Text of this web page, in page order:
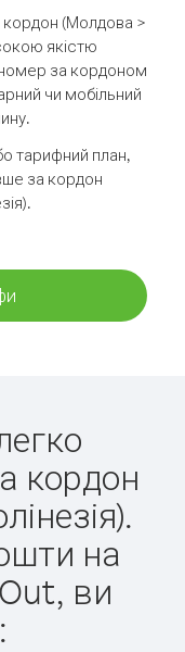
кордон (Молдова >
якістю
за кордоном
чи мобільний
тарифний план,
за кордон
кордон
на
ви